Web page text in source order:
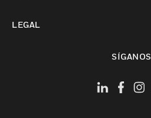
LEGAL
SÍGANOS